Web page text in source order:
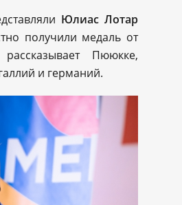
Юлиас Лотар
получили медаль от
Пююкке,
и германий.